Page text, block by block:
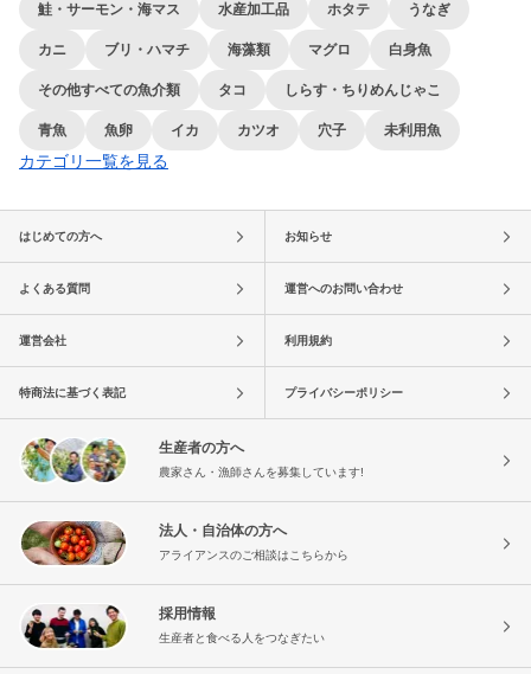
鮭・サーモン・海マス 水産加工品 ホタテ うなぎ
カニ ブリ・ハマチ 海藻類 マグロ 白身魚
その他すべての魚介類 タコ しらす・ちりめんじゃこ
青魚 魚卵 イカ カツオ 穴子 未利用魚
カテゴリ一覧を見る
はじめての方へ お知らせ
よくある質問 運営へのお問い合わせ
運営会社 利用規約
特商法に基づく表記 プライバシーポリシー
生産者の方へ
農家さん・漁師さんを募集しています!
法人・自治体の方へ
アライアンスのご相談はこちらから
採用情報
生産者と食べる人をつなぎたい